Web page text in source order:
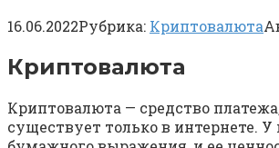
16.06.2022Рубрика: Криптовалюта
Криптовалюта
Криптовалюта — средство
существует только в интернете. У